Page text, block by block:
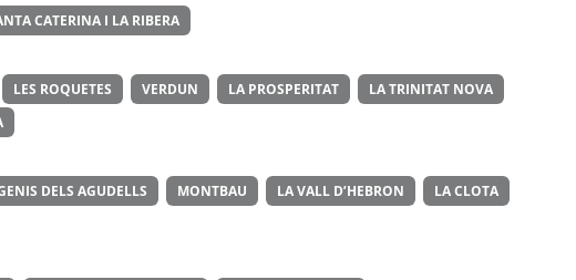
CATERINA I LA RIBERA
LES ROQUETES VERDUN LA PROSPERITAT
LA TRINITAT NOVA
DELS AGUDELLS MONTBAU LA VALL D’HEBRON
LA CLOTA